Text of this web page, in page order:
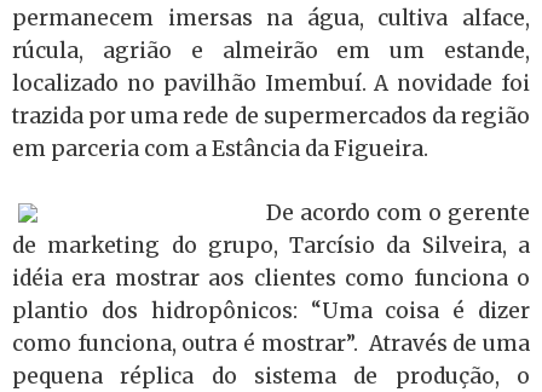
permanecem imersas na água, cultiva alface,
rúcula, agrião e almeirão em um estande,
localizado no pavilhão Imembuí. A novidade foi
trazida por uma rede de supermercados da região
em parceria com a Estância da Figueira.
De acordo com o gerente
de marketing do grupo, Tarcísio da Silveira, a
idéia era mostrar aos clientes como funciona o
plantio dos hidropônicos: “Uma coisa é dizer
como funciona, outra é mostrar”. Através de uma
pequena réplica do sistema de produção, o